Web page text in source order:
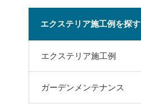
エクステリア施工例を探す
エクステリア施工例
ガーデンメンテナンス